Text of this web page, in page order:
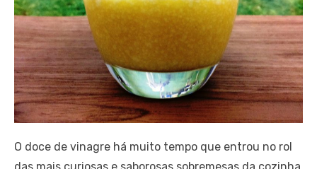
O doce de vinagre há muito tempo que entrou no rol